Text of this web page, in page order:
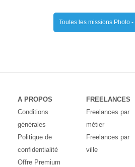
Toutes les missions Photo
A PROPOS
Conditions
générales
Politique de
confidentialité
Offre Premium
FREELANCES
Freelances par
métier
Freelances par
ville